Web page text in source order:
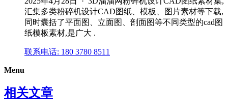
汇集多类粉碎机设计CAD图纸、模板、图片素材等下载,
同时囊括了平面图、立面图、剖面图等不同类型的cad图
纸模板素材,是广大 .
联系电话: 180 3780 8511
Menu
相关文章